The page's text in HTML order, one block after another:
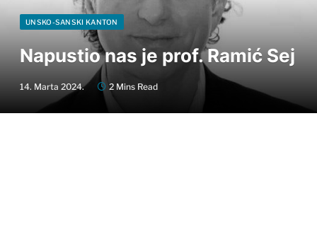
UNSKO-SANSKI KANTON
Napustio nas je prof. Ramić Sej
14. Marta 2024. 2 Mins Read